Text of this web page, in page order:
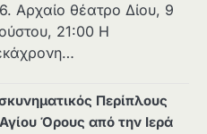
Αρχαίο θέατρο Δίου, 9
21:00 Η
Περίπλους
Όρους από την Ιερά